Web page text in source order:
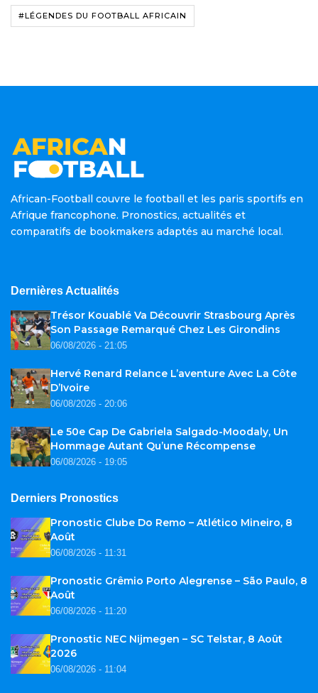
#LÉGENDES DU FOOTBALL AFRICAIN
African-Football couvre le football et les paris sportifs en
Afrique francophone. Pronostics, actualités et
comparatifs de bookmakers adaptés au marché local.
Dernières Actualités
Trésor Kouablé Va Découvrir Strasbourg Après
Son Passage Remarqué Chez Les Girondins
06/08/2026 - 21:05
Hervé Renard Relance L’aventure Avec La Côte
D’Ivoire
06/08/2026 - 20:06
Le 50e Cap De Gabriela Salgado-Moodaly, Un
Hommage Autant Qu’une Récompense
06/08/2026 - 19:05
Derniers Pronostics
Pronostic Clube Do Remo – Atlético Mineiro, 8
Août
06/08/2026 - 11:31
Pronostic Grêmio Porto Alegrense – São Paulo, 8
Août
06/08/2026 - 11:20
Pronostic NEC Nijmegen – SC Telstar, 8 Août
2026
06/08/2026 - 11:04